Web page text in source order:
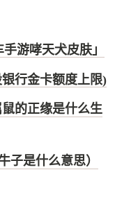
游哮天犬皮肤」
行金卡额度上限)
的正缘是什么生
子是什么意思）